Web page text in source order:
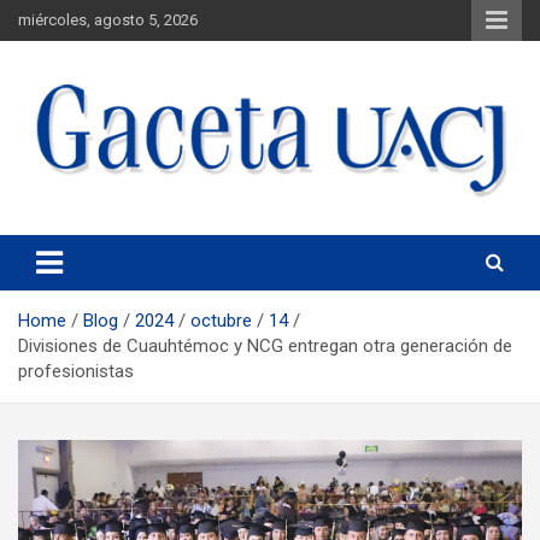
miércoles, agosto 5, 2026
Gaceta UACJ
Home Blog 2024 octubre
14
Divisiones de Cuauhtémoc y NCG entregan otra generación de
profesionistas